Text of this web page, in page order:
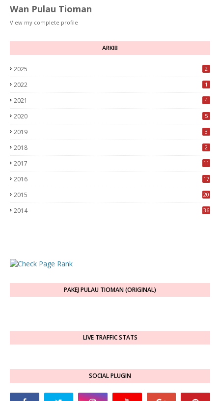
Wan Pulau Tioman
View my complete profile
ARKIB
2025 2
2022 1
2021 4
2020 5
2019 3
2018 2
2017 11
2016 17
2015 20
2014 36
PAKEJ PULAU TIOMAN (ORIGINAL)
LIVE TRAFFIC STATS
SOCIAL PLUGIN